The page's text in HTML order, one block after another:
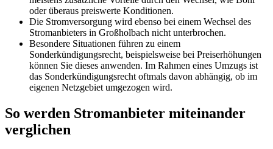
oder überaus preiswerte Konditionen.
Die Stromversorgung wird ebenso bei einem Wechsel des
Stromanbieters in Großholbach nicht unterbrochen.
Besondere Situationen führen zu einem
Sonderkündigungsrecht, beispielsweise bei Preiserhöhungen
können Sie dieses anwenden. Im Rahmen eines Umzugs ist
das Sonderkündigungsrecht oftmals davon abhängig, ob im
eigenen Netzgebiet umgezogen wird.
So werden Stromanbieter miteinander
verglichen